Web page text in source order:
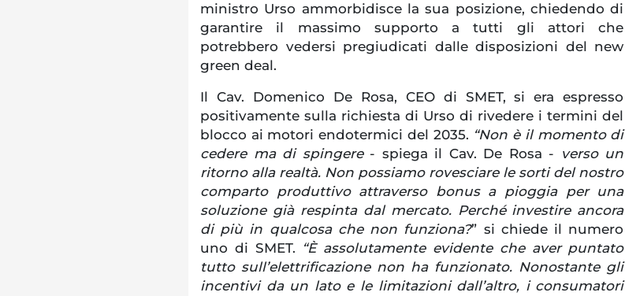
ministro Urso ammorbidisce la sua posizione, chiedendo di
garantire il massimo supporto a tutti gli attori che
potrebbero vedersi pregiudicati dalle disposizioni del new
green deal.
Il Cav. Domenico De Rosa, CEO di SMET, si era espresso
positivamente sulla richiesta di Urso di rivedere i termini del
blocco ai motori endotermici del 2035. “Non è il momento di
cedere ma di spingere - spiega il Cav. De Rosa - verso un
ritorno alla realtà. Non possiamo rovesciare le sorti del nostro
comparto produttivo attraverso bonus a pioggia per una
soluzione già respinta dal mercato. Perché investire ancora
di più in qualcosa che non funziona?” si chiede il numero
uno di SMET. “È assolutamente evidente che aver puntato
tutto sull’elettrificazione non ha funzionato. Nonostante gli
incentivi da un lato e le limitazioni dall’altro, i consumatori